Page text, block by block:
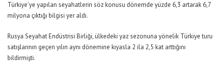
Türkiye’ye yapılan seyahatlerin söz konusu dönemde yüzde 6,3 artarak 6,7
milyona çıktığı bilgisi yer aldı.
Rusya Seyahat Endüstrisi Birliği, ülkedeki yaz sezonuna yönelik Türkiye turu
satışlarının geçen yılın aynı dönemine kıyasla 2 ila 2,5 kat arttığını
bildirmişti.